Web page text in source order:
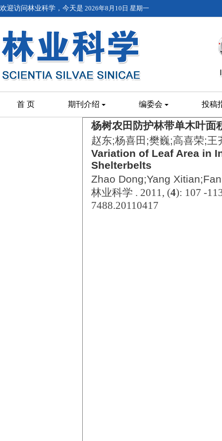
欢迎访问林业科学，今天是 2026年8月10日 星期一
首 页 期刊介绍 编委会 投稿
杨树农田防护林带单木叶面
赵东;杨喜田;樊巍;高喜荣;王
Variation of Leaf Area in
Shelterbelts
Zhao Dong;Yang
林业科学 . 2011, (4): 107 -
7488.20110417